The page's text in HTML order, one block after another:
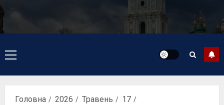
Головне
меню
Головна 2026 Травень
17